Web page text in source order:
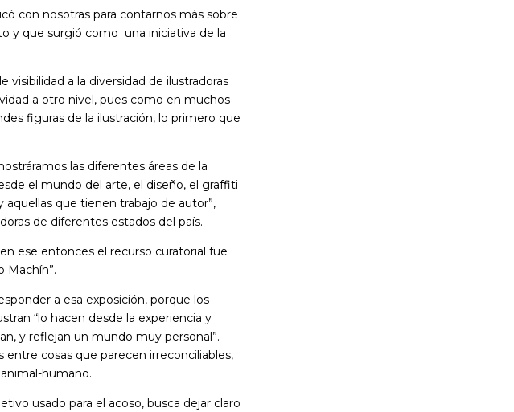
con nosotras para contarnos más sobre
y que surgió como una iniciativa de la
visibilidad a la diversidad de ilustradoras
a otro nivel, pues como en muchos
figuras de la ilustración, lo primero que
las diferentes áreas de la
el mundo del arte, el diseño, el graffiti
que tienen trabajo de autor”,
de diferentes estados del país.
ese entonces el recurso curatorial fue
Machín”.
a esa exposición, porque los
“lo hacen desde la experiencia y
y reflejan un mundo muy personal”.
cosas que parecen irreconciliables,
humano.
usado para el acoso, busca dejar claro